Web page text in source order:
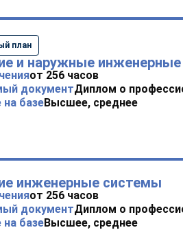
план
и наружные
от 256 часов
документДиплом о
на базеВысшее, среднее
инженерные системы
от 256 часов
документДиплом о
на базеВысшее, среднее